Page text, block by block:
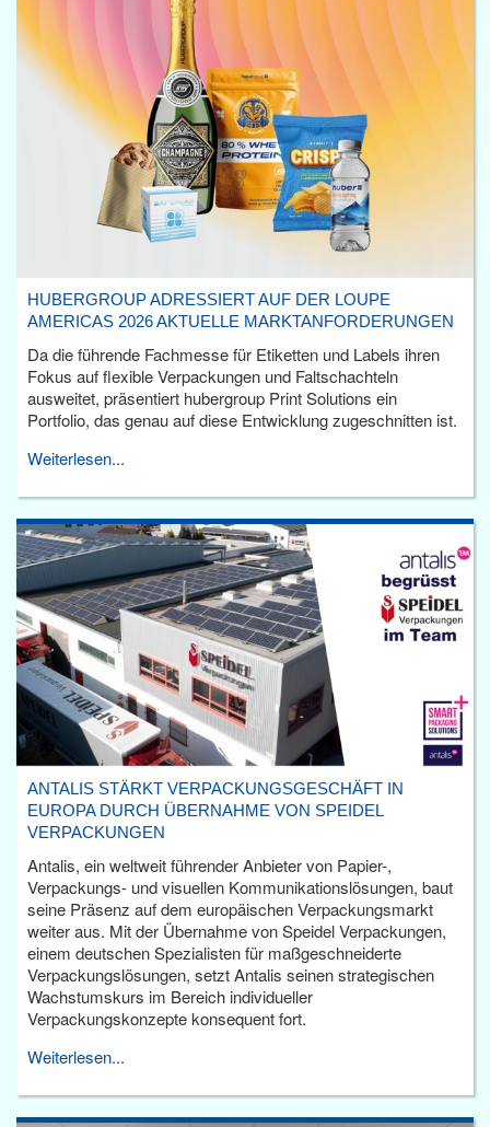
HUBERGROUP ADRESSIERT AUF DER LOUPE
AMERICAS 2026 AKTUELLE MARKTANFORDERUNGEN
Da die führende Fachmesse für Etiketten und Labels ihren
Fokus auf flexible Verpackungen und Faltschachteln
ausweitet, präsentiert hubergroup Print Solutions ein
Portfolio, das genau auf diese Entwicklung zugeschnitten ist.
Weiterlesen...
ANTALIS STÄRKT VERPACKUNGSGESCHÄFT IN
EUROPA DURCH ÜBERNAHME VON SPEIDEL
VERPACKUNGEN
Antalis, ein weltweit führender Anbieter von Papier-,
Verpackungs- und visuellen Kommunikationslösungen, baut
seine Präsenz auf dem europäischen Verpackungsmarkt
weiter aus. Mit der Übernahme von Speidel Verpackungen,
einem deutschen Spezialisten für maßgeschneiderte
Verpackungslösungen, setzt Antalis seinen strategischen
Wachstumskurs im Bereich individueller
Verpackungskonzepte konsequent fort.
Weiterlesen...